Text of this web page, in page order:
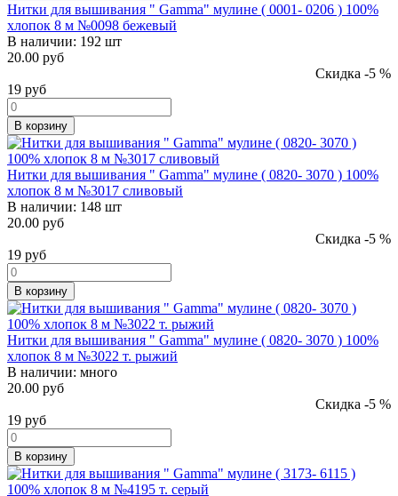
Нитки для вышивания " Gamma" мулине ( 0001- 0206 ) 100%
хлопок 8 м №0098 бежевый
В наличии: 192 шт
20.00 руб
Скидка -5 %
19 руб
В корзину
Нитки для вышивания " Gamma" мулине ( 0820- 3070 ) 100%
хлопок 8 м №3017 сливовый
В наличии: 148 шт
20.00 руб
Скидка -5 %
19 руб
В корзину
Нитки для вышивания " Gamma" мулине ( 0820- 3070 ) 100%
хлопок 8 м №3022 т. рыжий
В наличии: много
20.00 руб
Скидка -5 %
19 руб
В корзину